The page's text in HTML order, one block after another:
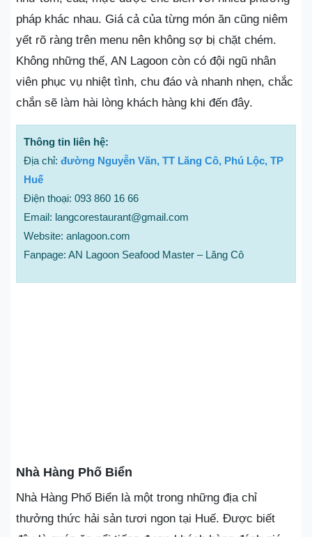
pháp khác nhau. Giá cả của từng món ăn cũng niêm
yết rõ ràng trên menu nên không sợ bị chặt chém.
Không những thế, AN Lagoon còn có đội ngũ nhân
viên phục vụ nhiệt tình, chu đáo và nhanh nhẹn, chắc
chắn sẽ làm hài lòng khách hàng khi đến đây.
Thông tin liên hệ:
Địa chỉ: đường Nguyễn Văn, TT Lăng Cô, Phú Lộc, TP
Huế
Điện thoại: 093 860 16 66
Email: langcorestaurant@gmail.com
Website: anlagoon.com
Fanpage: AN Lagoon Seafood Master – Lăng Cô
Nhà Hàng Phố Biển
Nhà Hàng Phố Biển là một trong những địa chỉ
thưởng thức hải sản tươi ngon tại Huế. Được biết